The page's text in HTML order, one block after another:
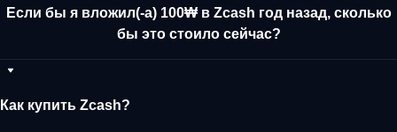
Если бы я вложил(-а) 100₩ в Zcash год назад, сколько
бы это стоило сейчас?
Как купить Zcash?